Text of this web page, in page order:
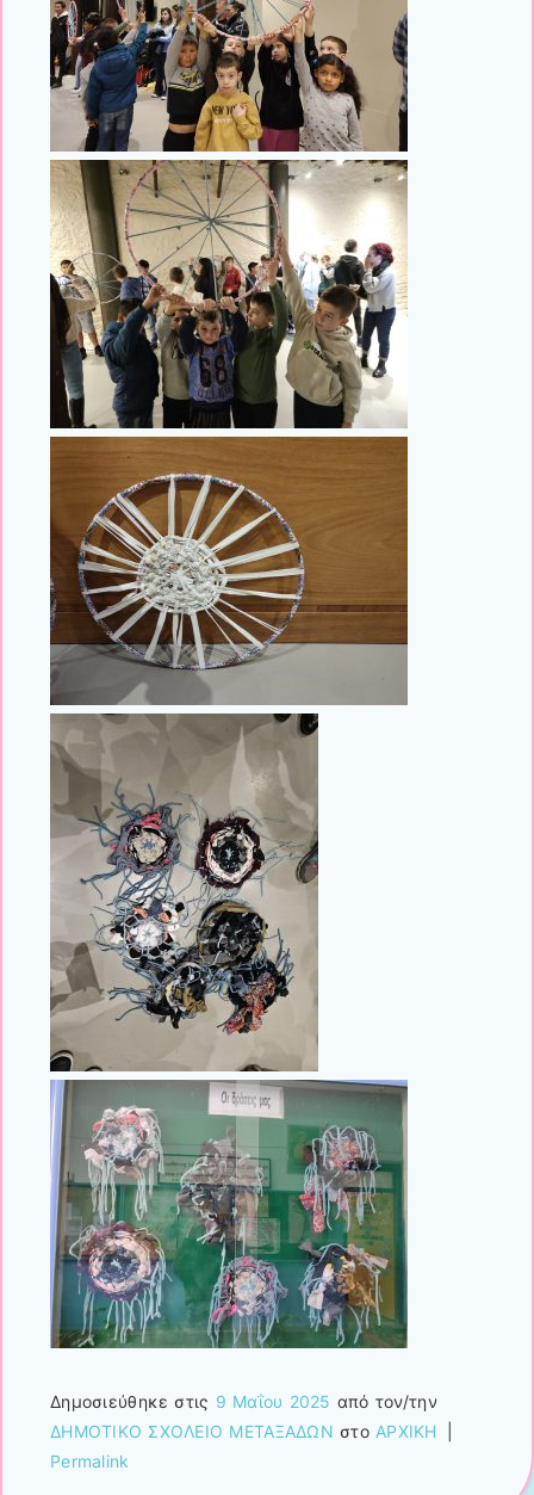
Δημοσιεύθηκε στις 9 Μαΐου 2025 από τον/την
ΔΗΜΟΤΙΚΟ ΣΧΟΛΕΙΟ ΜΕΤΑΞΑΔΩΝ στο ΑΡΧΙΚΗ
Permalink